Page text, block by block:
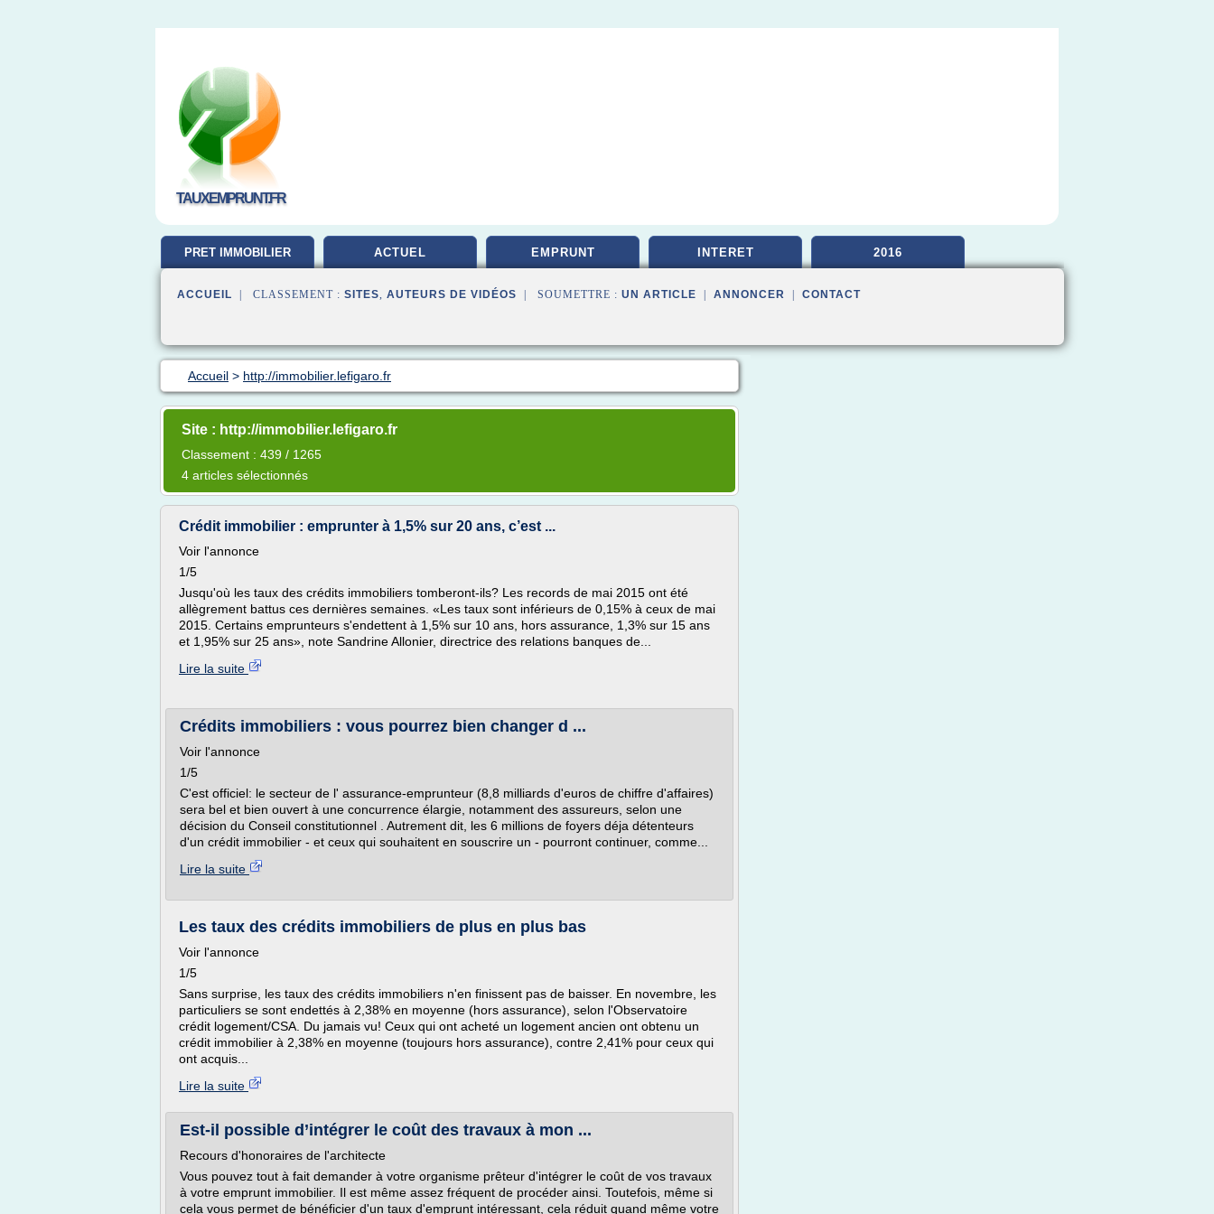
TAUXEMPRUNT.FR
PRET IMMOBILIER ACTUEL EMPRUNT INTERET 2016
ACCUEIL | CLASSEMENT : SITES, AUTEURS DE VIDÉOS | SOUMETTRE : UN ARTICLE ANNONCER CONTACT
Accueil > http://immobilier.lefigaro.fr
Site : http://immobilier.lefigaro.fr
Classement : 439 / 1265
4 articles sélectionnés
Crédit immobilier : emprunter à 1,5% sur 20 ans, c’est ...
Voir l'annonce
1/5
Jusqu'où les taux des crédits immobiliers tomberont-ils? Les records de mai 2015 ont été
allègrement battus ces dernières semaines. «Les taux sont inférieurs de 0,15% à ceux de mai
2015. Certains emprunteurs s'endettent à 1,5% sur 10 ans, hors assurance, 1,3% sur 15 ans
et 1,95% sur 25 ans», note Sandrine Allonier, directrice des relations banques de...
Lire la suite
Crédits immobiliers : vous pourrez bien changer d ...
Voir l'annonce
1/5
C'est officiel: le secteur de l' assurance-emprunteur (8,8 milliards d'euros de chiffre d'affaires)
sera bel et bien ouvert à une concurrence élargie, notamment des assureurs, selon une
décision du Conseil constitutionnel . Autrement dit, les 6 millions de foyers déja détenteurs
d'un crédit immobilier - et ceux qui souhaitent en souscrire un - pourront continuer, comme...
Lire la suite
Les taux des crédits immobiliers de plus en plus bas
Voir l'annonce
1/5
Sans surprise, les taux des crédits immobiliers n'en finissent pas de baisser. En novembre, les
particuliers se sont endettés à 2,38% en moyenne (hors assurance), selon l'Observatoire
crédit logement/CSA. Du jamais vu! Ceux qui ont acheté un logement ancien ont obtenu un
crédit immobilier à 2,38% en moyenne (toujours hors assurance), contre 2,41% pour ceux qui
ont acquis...
Lire la suite
Est-il possible d’intégrer le coût des travaux à mon ...
Recours d'honoraires de l'architecte
Vous pouvez tout à fait demander à votre organisme prêteur d'intégrer le coût de vos travaux
à votre emprunt immobilier. Il est même assez fréquent de procéder ainsi. Toutefois, même si
cela vous permet de bénéficier d'un taux d'emprunt intéressant, cela réduit quand même votre